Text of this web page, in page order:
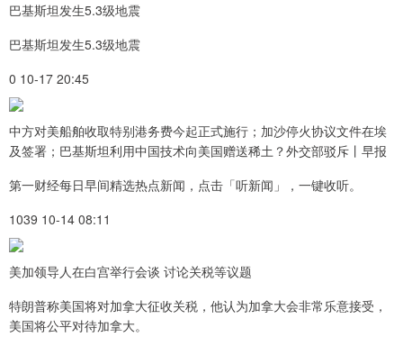
巴基斯坦发生5.3级地震
巴基斯坦发生5.3级地震
0 10-17 20:45
中方对美船舶收取特别港务费今起正式施行；加沙停火协议文件在埃
及签署；巴基斯坦利用中国技术向美国赠送稀土？外交部驳斥丨早报
第一财经每日早间精选热点新闻，点击「听新闻」，一键收听。
1039 10-14 08:11
美加领导人在白宫举行会谈 讨论关税等议题
特朗普称美国将对加拿大征收关税，他认为加拿大会非常乐意接受，
美国将公平对待加拿大。